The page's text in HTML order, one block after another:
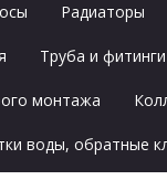
Радиаторы
Труба и фитинги
монтажа
воды, обратные